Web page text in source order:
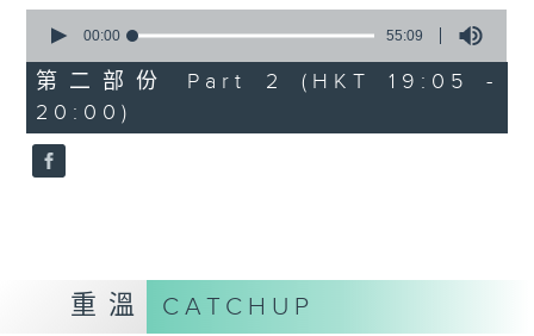
seconds
55
minutes,
9
seconds
00:00 55:09
第二部份 Part 2 (HKT 19:05 -
20:00)
重溫 CATCHUP